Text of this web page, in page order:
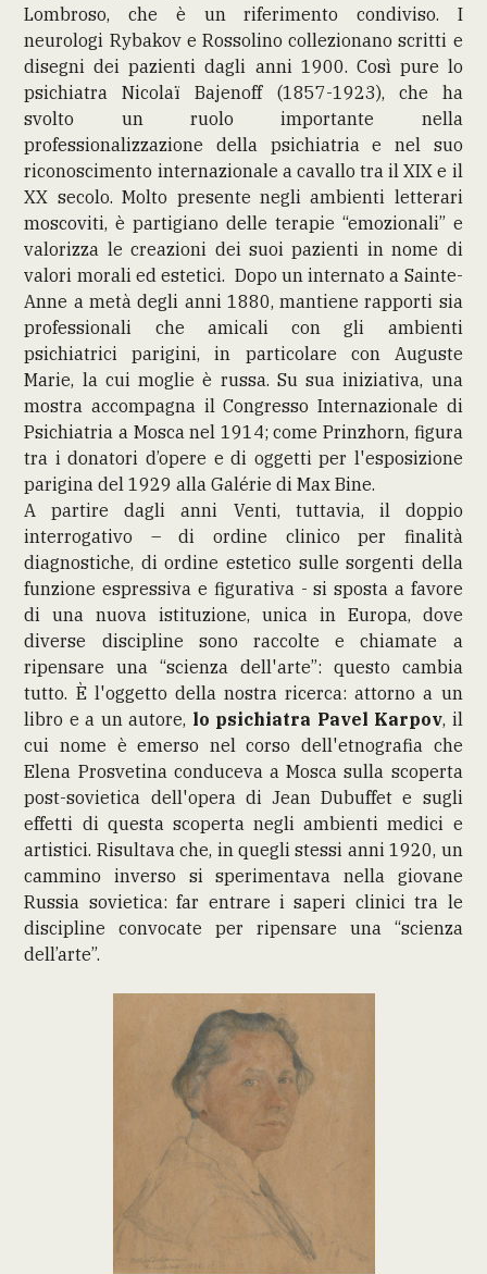
Lombroso, che è un riferimento condiviso. I
neurologi Rybakov e Rossolino collezionano scritti e
disegni dei pazienti dagli anni 1900. Così pure lo
psichiatra Nicolaï Bajenoff (1857-1923), che ha
svolto un ruolo importante nella
professionalizzazione della psichiatria e nel suo
riconoscimento internazionale a cavallo tra il XIX e il
XX secolo. Molto presente negli ambienti letterari
moscoviti, è partigiano delle terapie “emozionali” e
valorizza le creazioni dei suoi pazienti in nome di
valori morali ed estetici. Dopo un internato a Sainte-
Anne a metà degli anni 1880, mantiene rapporti sia
professionali che amicali con gli ambienti
psichiatrici parigini, in particolare con Auguste
Marie, la cui moglie è russa. Su sua iniziativa, una
mostra accompagna il Congresso Internazionale di
Psichiatria a Mosca nel 1914; come Prinzhorn, figura
tra i donatori d’opere e di oggetti per l'esposizione
parigina del 1929 alla Galérie di Max Bine.
A partire dagli anni Venti, tuttavia, il doppio
interrogativo – di ordine clinico per finalità
diagnostiche, di ordine estetico sulle sorgenti della
funzione espressiva e figurativa - si sposta a favore
di una nuova istituzione, unica in Europa, dove
diverse discipline sono raccolte e chiamate a
ripensare una “scienza dell'arte”: questo cambia
tutto. È l'oggetto della nostra ricerca: attorno a un
libro e a un autore, lo psichiatra Pavel Karpov, il
cui nome è emerso nel corso dell'etnografia che
Elena Prosvetina conduceva a Mosca sulla scoperta
post-sovietica dell'opera di Jean Dubuffet e sugli
effetti di questa scoperta negli ambienti medici e
artistici. Risultava che, in quegli stessi anni 1920, un
cammino inverso si sperimentava nella giovane
Russia sovietica: far entrare i saperi clinici tra le
discipline convocate per ripensare una “scienza
dell’arte”.